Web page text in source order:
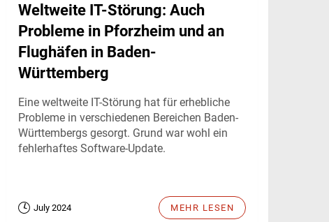
Weltweite IT-Störung: Auch
Probleme in Pforzheim und an
Flughäfen in Baden-
Württemberg
Eine weltweite IT-Störung hat für erhebliche
Probleme in verschiedenen Bereichen Baden-
Württembergs gesorgt. Grund war wohl ein
fehlerhaftes Software-Update.
July 2024 MEHR LESEN